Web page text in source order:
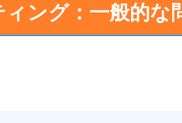
ング：一般的な